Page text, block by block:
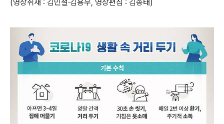
(영상취재 : 김민철·김용우, 영상편집 : 김종태)